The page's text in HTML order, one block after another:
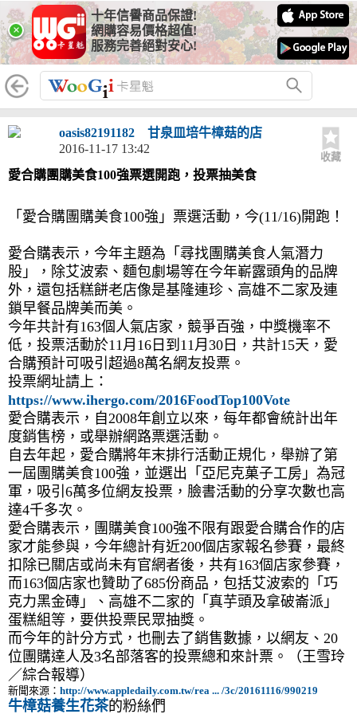
×
十年信譽商品保證!
網購容易價格超值!
服務完善絕對安心!
oasis82191182
甘泉皿培牛樟菇的店
2016-11-17 13:42
收藏
愛合購團購美食100強票選開跑，投票抽美食
「愛合購團購美食100強」票選活動，今(11/16)開跑！
愛合購表示，今年主題為「尋找團購美食人氣潛力
股」，除艾波索、麵包劇場等在今年嶄露頭角的品牌
外，還包括糕餅老店像是基隆連珍、高雄不二家及連
鎖早餐品牌美而美。
今年共計有163個人氣店家，競爭百強，中獎機率不
低，投票活動於11月16日到11月30日，共計15天，愛
合購預計可吸引超過8萬名網友投票。
投票網址請上：
https://www.ihergo.com/2016FoodTop100Vote
愛合購表示，自2008年創立以來，每年都會統計出年
度銷售榜，或舉辦網路票選活動。
自去年起，愛合購將年末排行活動正規化，舉辦了第
一屆團購美食100強，並選出「亞尼克菓子工房」為冠
軍，吸引6萬多位網友投票，臉書活動的分享次數也高
達4千多次。
愛合購表示，團購美食100強不限有跟愛合購合作的店
家才能參與，今年總計有近200個店家報名參賽，最終
扣除已關店或尚未有官網者後，共有163個店家參賽，
而163個店家也贊助了685份商品，包括艾波索的「巧
克力黑金磚」、高雄不二家的「真芋頭及拿破崙派」
蛋糕組等，要供投票民眾抽獎。
而今年的計分方式，也刪去了銷售數據，以網友、20
位團購達人及3名部落客的投票總和來計票。（王雪玲
／綜合報導）
新聞來源： http://www.appledaily.com.tw/rea ... /3c/20161116/990219
牛樟菇養生花茶的粉絲們